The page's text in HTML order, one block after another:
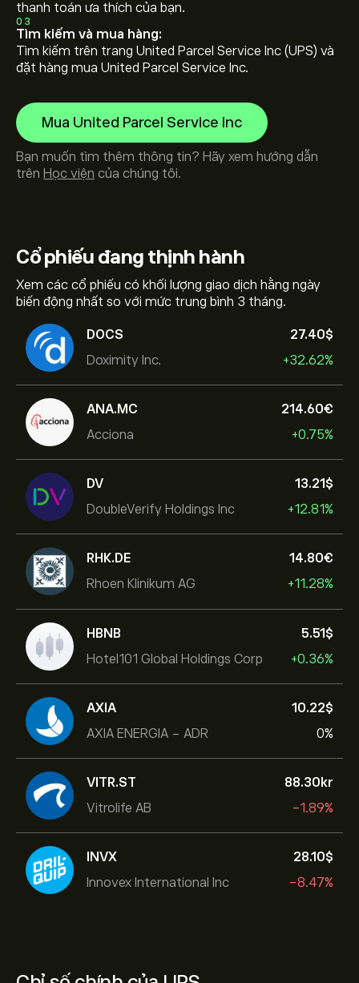
Cổ phiếu đang thịnh hành
Xem các cổ phiếu có khối lượng giao dịch hằng ngày
biến động nhất so với mức trung bình 3 tháng.
DOCS
Doximity Inc.
27.40‎$‎
+32.62%
ANA.MC
Acciona
214.60‎€‎
+0.75%
DV
DoubleVerify Holdings Inc
13.21‎$‎
+12.81%
RHK.DE
Rhoen Klinikum AG
14.80‎€‎
+11.28%
HBNB
Hotel101 Global Holdings Corp
5.51‎$‎
+0.36%
AXIA
AXIA ENERGIA - ADR
10.22‎$‎
0%
VITR.ST
Vitrolife AB
88.30‎kr‎
-1.89%
INVX
Innovex International Inc
28.10‎$‎
-8.47%
thanh toán ưa thích của bạn.
03
Tìm kiếm và mua hàng:
Tìm kiếm trên trang United Parcel Service Inc (UPS) và
đặt hàng mua United Parcel Service Inc.
Mua United Parcel Service Inc
Bạn muốn tìm thêm thông tin? Hãy xem hướng dẫn
trên Học viện của chúng tôi.